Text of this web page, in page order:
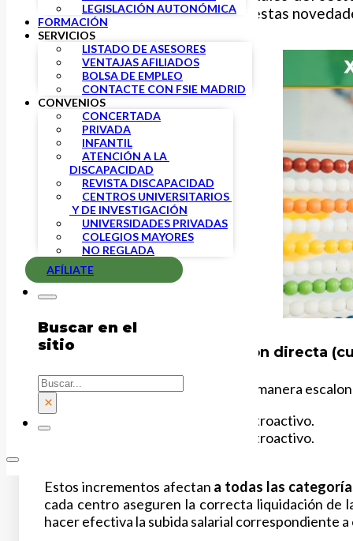
LEGISLACIÓN AUTONÓMICA
FORMACIÓN
SERVICIOS
LISTADO DE ASESORES
VENTAJAS AFILIADOS
BOLSA DE EMPLEO
CONTACTE CON FSIE MADRID
CONVENIOS
CONCERTADA
PRIVADA
INFANTIL
ATENCIÓN A LA
DISCAPACIDAD
REVISTA DISCAPACIDAD
CENTROS UNIVERSITARIOS
Y DE INVESTIGACIÓN
UNIVERSIDADES PRIVADAS
COLEGIOS MAYORES
NO REGLADA
AFÍLIATE
Buscar en el
sitio
Buscar
×
FSIE Madridqueremos explicar estas
Escuelas infantiles de gestión directa
Las subidas salariales se aplican de manera
, con efecto retroactivo.
con efecto retroactivo.
Estos incrementos afectan a todas las
cada centro aseguren la correcta liquidación de
hacer efectiva la subida salarial correspondiente